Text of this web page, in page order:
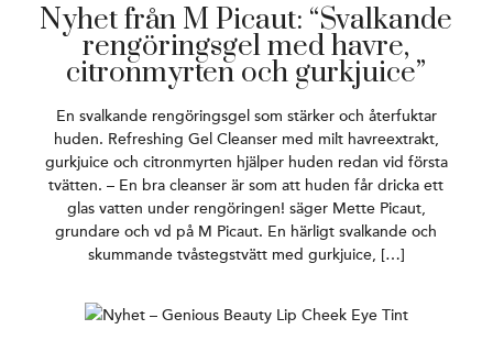
Nyhet från M Picaut: “Svalkande
rengöringsgel med havre,
citronmyrten och gurkjuice”
En svalkande rengöringsgel som stärker och återfuktar
huden. Refreshing Gel Cleanser med milt havreextrakt,
gurkjuice och citronmyrten hjälper huden redan vid första
tvätten. – En bra cleanser är som att huden får dricka ett
glas vatten under rengöringen! säger Mette Picaut,
grundare och vd på M Picaut. En härligt svalkande och
skummande tvåstegstvätt med gurkjuice, […]